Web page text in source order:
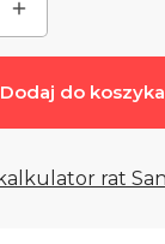
Dodaj do koszyka